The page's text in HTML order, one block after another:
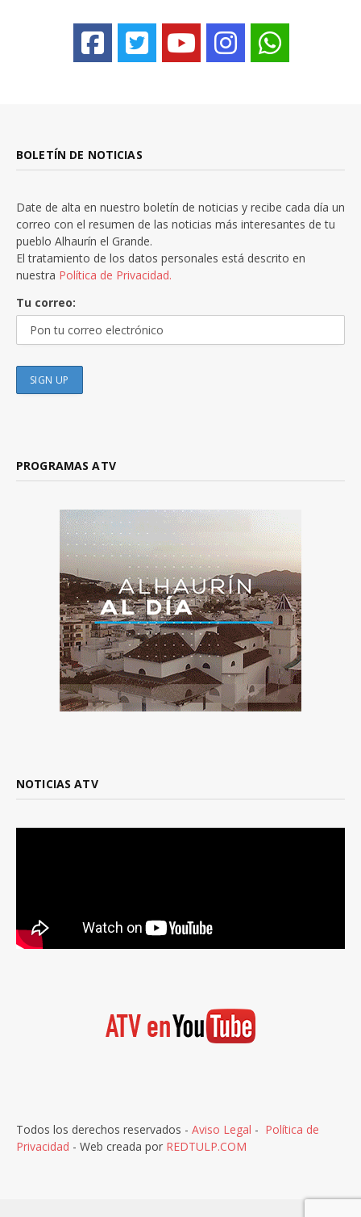
BOLETÍN DE NOTICIAS
Date de alta en nuestro boletín de noticias y recibe cada día un
correo con el resumen de las noticias más interesantes de tu
pueblo Alhaurín el Grande.
El tratamiento de los datos personales está descrito en
nuestra Política de Privacidad.
Tu correo:
PROGRAMAS ATV
NOTICIAS ATV
Todos los derechos reservados - Aviso Legal - Política de
Privacidad - Web creada por REDTULP.COM